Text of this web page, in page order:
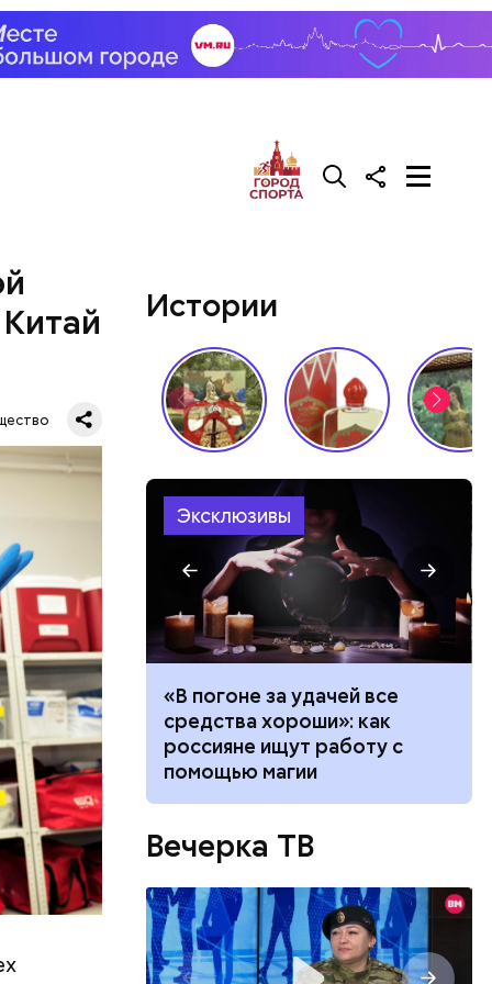
Истории
Эксклюзивы
по
как
толпу
«В погоне за удачей все
средства хороши»: как
россияне ищут работу с
помощью магии
Вечерка ТВ